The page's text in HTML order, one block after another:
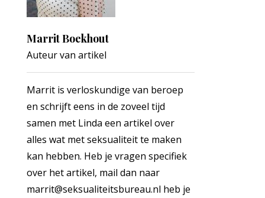
Marrit Boekhout
Auteur van artikel
Marrit is verloskundige van beroep
en schrijft eens in de zoveel tijd
samen met Linda een artikel over
alles wat met seksualiteit te maken
kan hebben. Heb je vragen specifiek
over het artikel, mail dan naar
marrit@seksualiteitsbureau.nl heb je